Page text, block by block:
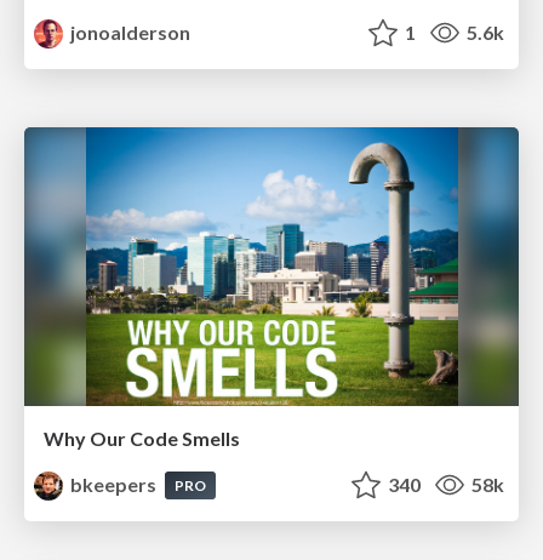
jonoalderson
1 5.6k
Why Our Code Smells
bkeepers
PRO 340 58k